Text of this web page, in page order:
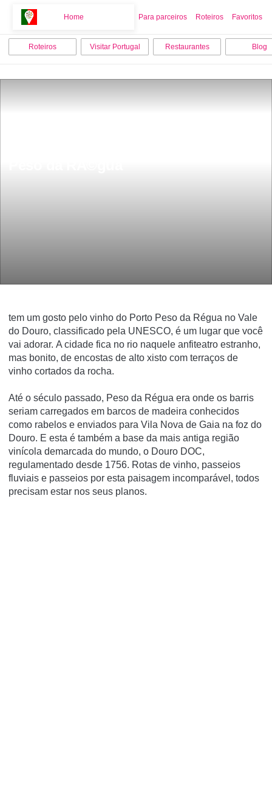
Home Para parceiros Roteiros Favoritos
Home
Roteiros Visitar Portugal Restaurantes Blog
tem um gosto pelo vinho do Porto Peso da Régua no Vale
do Douro, classificado pela UNESCO, é um lugar que você
vai adorar. A cidade fica no rio naquele anfiteatro estranho,
mas bonito, de encostas de alto xisto com terraços de
vinho cortados da rocha.
Até o século passado, Peso da Régua era onde os barris
seriam carregados em barcos de madeira conhecidos
como rabelos e enviados para Vila Nova de Gaia na foz do
Douro. E esta é também a base da mais antiga região
vinícola demarcada do mundo, o Douro DOC,
regulamentado desde 1756. Rotas de vinho, passeios
fluviais e passeios por esta paisagem incomparável, todos
precisam estar nos seus planos.